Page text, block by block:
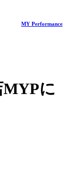
MY Performance
に